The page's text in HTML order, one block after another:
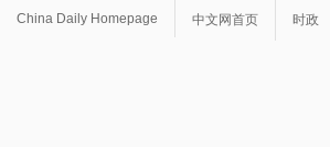
China Daily Homepage 中文网首页 时政